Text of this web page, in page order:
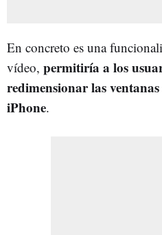
En concreto es una
vídeo, permitiría a los
redimensionar las
iPhone.